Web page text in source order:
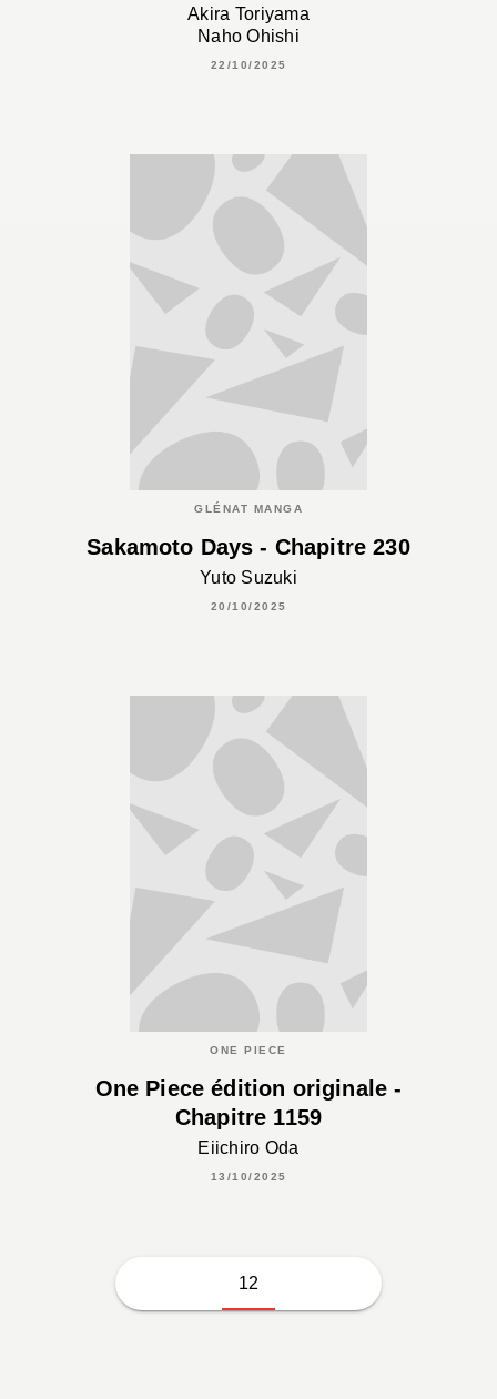
Akira Toriyama
Naho Ohishi
22/10/2025
GLÉNAT MANGA
Sakamoto Days - Chapitre 230
Yuto Suzuki
20/10/2025
ONE PIECE
One Piece édition originale -
Chapitre 1159
Eiichiro Oda
13/10/2025
12